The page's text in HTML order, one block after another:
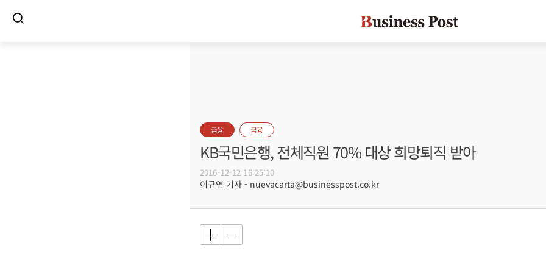
금융 금융
KB국민은행, 전체직원 70% 대상 희망퇴직 받아
2016-12-12 16:25:10
이규연 기자 - nuevacarta@businesspost.co.kr